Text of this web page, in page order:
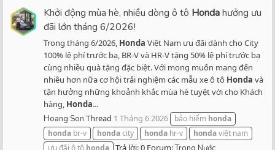
Khởi động mùa hè, nhiều dòng ô tô Hondahưởng ưu
đãi lớn tháng 6/2026!
Trong tháng 6/2026, Honda Việt Nam ưu đãi dành cho City
100% lệ phí trước bạ, BR-V và HR-V tặng 50% lệ phí trước bạ
cùng nhiều quà tặng đặc biệt. Với mong muốn mang đến
nhiều hơn nữa cơ hội trải nghiệm các mẫu xe ô tô Honda và
tận hưởng những khoảnh khắc mùa hè tuyệt vời cho Khách
hàng, Honda...
Hoang Son Thread 1 Tháng 6 2026 bảo hiểm honda
honda br-v hondacity honda hr-v hondaviệt nam
ưu đãi ô tô honda Trả lời: 0 Forum: